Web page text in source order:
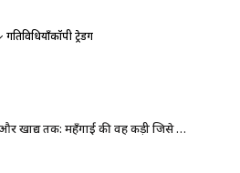
गतिविधियाँकॉपी ट्रेडिंग
तेल से उर्वरक और खाद्य तक: महँगाई की वह कड़ी जिसे कोई नहीं देखता